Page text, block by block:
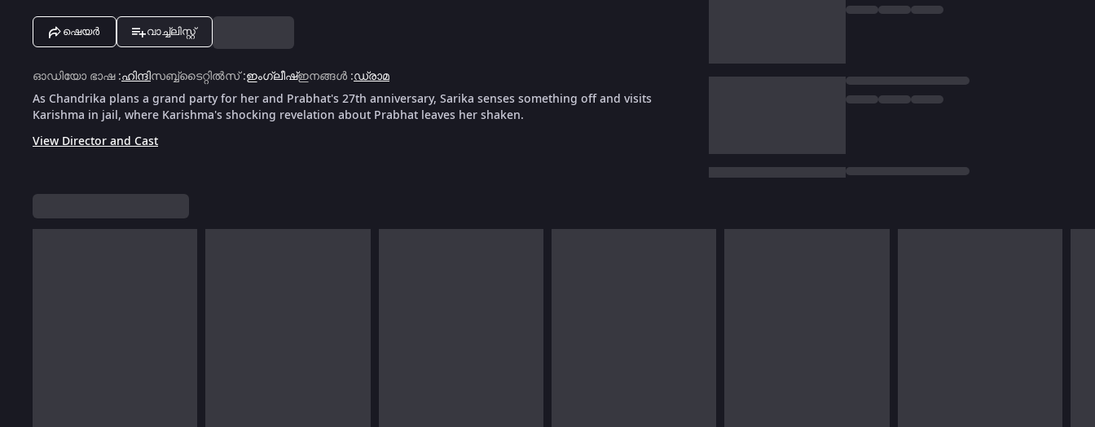
ഷെയർ വാച്ച്ലിസ്റ്റ്
ഓഡിയോ ഭാഷ:ഹിന്ദിസബ്ബ്ടൈറ്റിൽസ്:ഇംഗ്ലീഷ്ഇനങ്ങൾ :ഡ്രാമ
As Chandrika plans a grand party for her and Prabhat's 27th anniversary, Sarika senses something off and visits
Karishma in jail, where Karishma's shocking revelation about Prabhat leaves her shaken.
View Director and Cast